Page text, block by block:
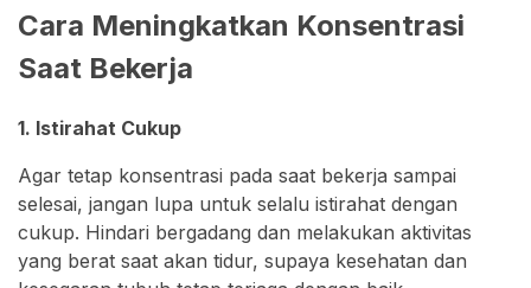
Cara Meningkatkan Konsentrasi
Saat Bekerja
1. Istirahat Cukup
Agar tetap konsentrasi pada saat bekerja sampai
selesai, jangan lupa untuk selalu istirahat dengan
cukup. Hindari bergadang dan melakukan aktivitas
yang berat saat akan tidur, supaya kesehatan dan